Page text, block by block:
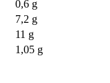
0,6 g
7,2 g
11 g
1,05 g